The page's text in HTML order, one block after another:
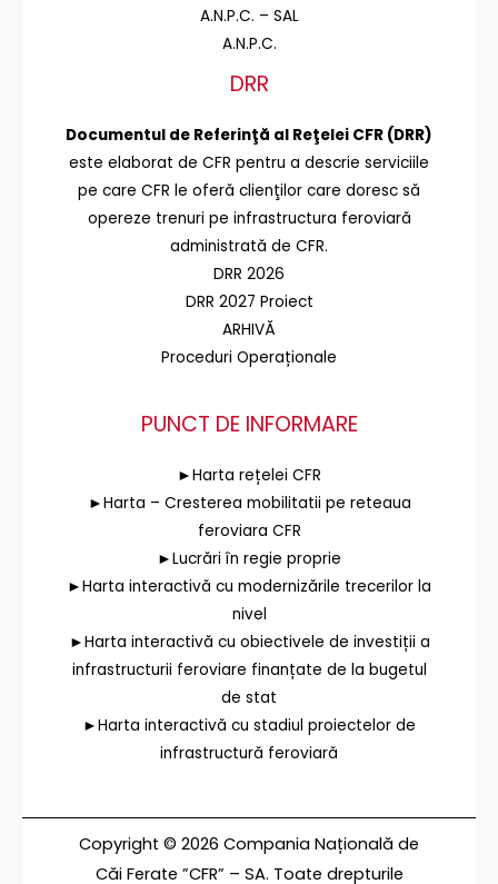
A.N.P.C. – SAL
A.N.P.C.
DRR
Documentul de Referinţă al Reţelei CFR (DRR)
este elaborat de CFR pentru a descrie serviciile
pe care CFR le oferă clienţilor care doresc să
opereze trenuri pe infrastructura feroviară
administrată de CFR.
DRR 2026
DRR 2027 Proiect
ARHIVĂ
Proceduri Operaționale
PUNCT DE INFORMARE
►Harta rețelei CFR
►Harta – Cresterea mobilitatii pe reteaua
feroviara CFR
►Lucrări în regie proprie
►Harta interactivă cu modernizările trecerilor la
nivel
►Harta interactivă cu obiectivele de investiții a
infrastructurii feroviare finanțate de la bugetul
de stat
►Harta interactivă cu stadiul proiectelor de
infrastructură feroviară
Copyright © 2026 Compania Națională de
Căi Ferate ”CFR” – SA. Toate drepturile